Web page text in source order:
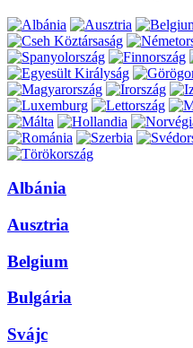
Albánia
Ausztria
Belgium
Bulgária
Svájc